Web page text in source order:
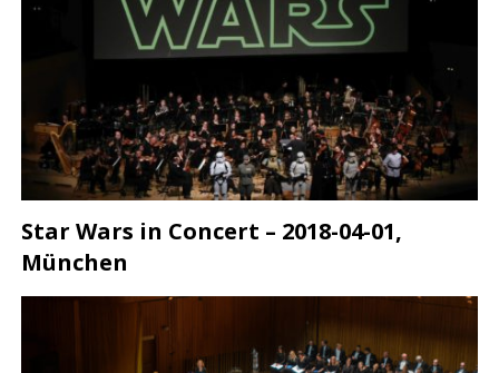
Star Wars in Concert – 2018-04-01,
München